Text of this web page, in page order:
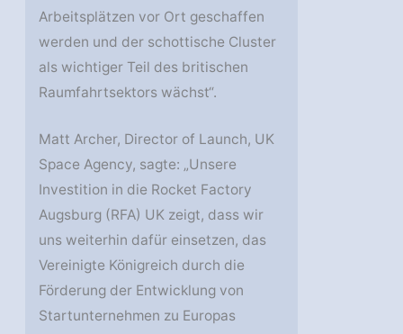
Arbeitsplätzen vor Ort geschaffen
werden und der schottische Cluster
als wichtiger Teil des britischen
Raumfahrtsektors wächst“.
Matt Archer, Director of Launch, UK
Space Agency, sagte: „Unsere
Investition in die Rocket Factory
Augsburg (RFA) UK zeigt, dass wir
uns weiterhin dafür einsetzen, das
Vereinigte Königreich durch die
Förderung der Entwicklung von
Startunternehmen zu Europas